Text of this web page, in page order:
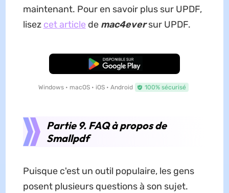
maintenant. Pour en savoir plus sur UPDF,
lisez cet article de mac4eversur UPDF.
TÉLÉCHARGER
Windows • macOS • iOS • Android 100% sécurisé
Partie 9. FAQ à propos de
Smallpdf
Puisque c'est un outil populaire, les gens
posent plusieurs questions à son sujet.